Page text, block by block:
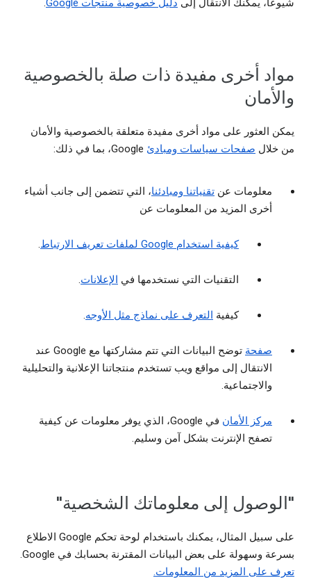
شيوعًا، يمكنك الانتقال إلى دليل خصوصية منتجات Google .
مواد أخرى مفيدة ذات صلة بالخصوصية
والأمان
يمكن العثور على مواد أخرى مفيدة متعلقة بالخصوصية والأمان
من خلال صفحات سياسات ومبادئ
معلومات عن تقنياتنا ومبادئنا، التي تتضمن إلى جانب أشياء
أخرى المزيد من المعلومات عن
كيفية استخدام Google لملفات تعريف الارتباط .
التقنيات التي نستخدمها في الإعلانات.
كيفية التعرف على نماذج مثل الأوجه.
صفحة
توضح البيانات التي تتم مشاركتها مع Google عند
الانتقال إلى مواقع ويب تستخدم منتجاتنا الإعلانية والتحليلية
والاجتماعية.
مركز الأمان
في Google، الذي يوفر معلومات عن كيفية
تصفح الإنترنت بشكل آمن وسليم.
"الوصول إلى معلوماتك الشخصية"
على سبيل المثال، يمكنك باستخدام لوحة تحكم Google الاطلاع
بسرعة وسهولة على بعض البيانات المقترنة بحسابك في Google.
تعرف على المزيد من المعلومات.